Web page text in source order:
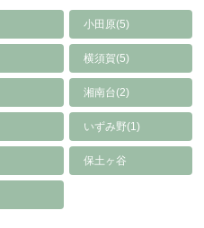
小田原(5)
横須賀(5)
湘南台(2)
いずみ野(1)
保土ヶ谷